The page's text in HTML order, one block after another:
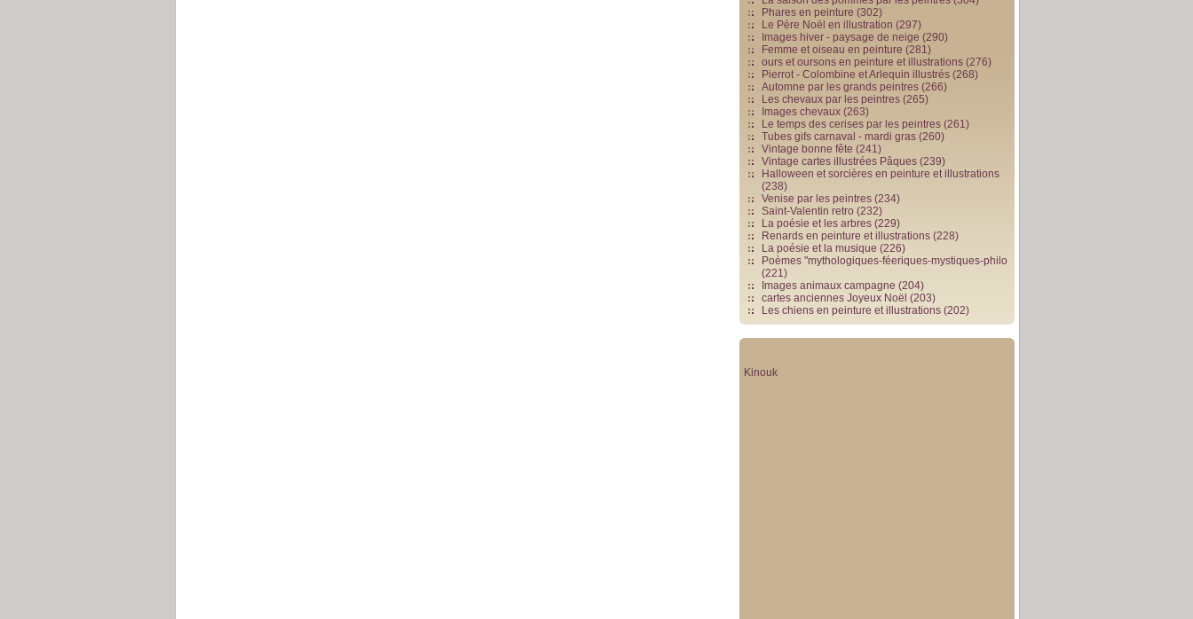
Phares en peinture (302)
Le Père Noël en illustration (297)
Images hiver - paysage de neige (290)
Femme et oiseau en peinture (281)
ours et oursons en peinture et illustrations (276)
Pierrot - Colombine et Arlequin illustrés (268)
Automne par les grands peintres (266)
Les chevaux par les peintres (265)
Images chevaux (263)
Le temps des cerises par les peintres (261)
Tubes gifs carnaval - mardi gras (260)
Vintage bonne fête (241)
Vintage cartes illustrées Pâques (239)
Halloween et sorcières en peinture et illustrations
(238)
Venise par les peintres (234)
Saint-Valentin retro (232)
La poésie et les arbres (229)
Renards en peinture et illustrations (228)
La poésie et la musique (226)
Poèmes "mythologiques-féeriques-mystiques-philo
(221)
Images animaux campagne (204)
cartes anciennes Joyeux Noël (203)
Les chiens en peinture et illustrations (202)
Kinouk